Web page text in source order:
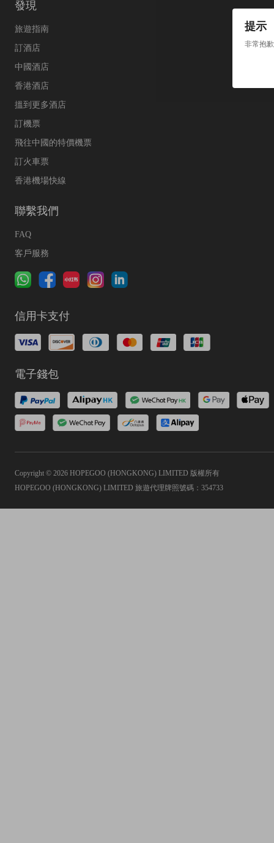
提示
非常抱
發現
旅遊指南
訂酒店
中國酒店
香港酒店
搵到更多酒店
訂機票
飛往中國的特價機票
訂火車票
香港機場快線
聯繫我們
FAQ
客戶服務
信用卡支付
電子錢包
Copyright © 2026 HOPEGOO (HONGKONG) LIMITED 版權所有
HOPEGOO (HONGKONG) LIMITED 旅遊代理牌照號碼：354733